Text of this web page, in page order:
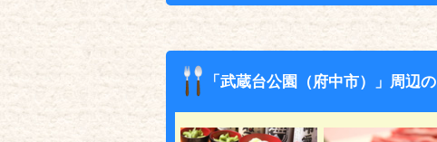
「武蔵台公園（府中市）」周辺の